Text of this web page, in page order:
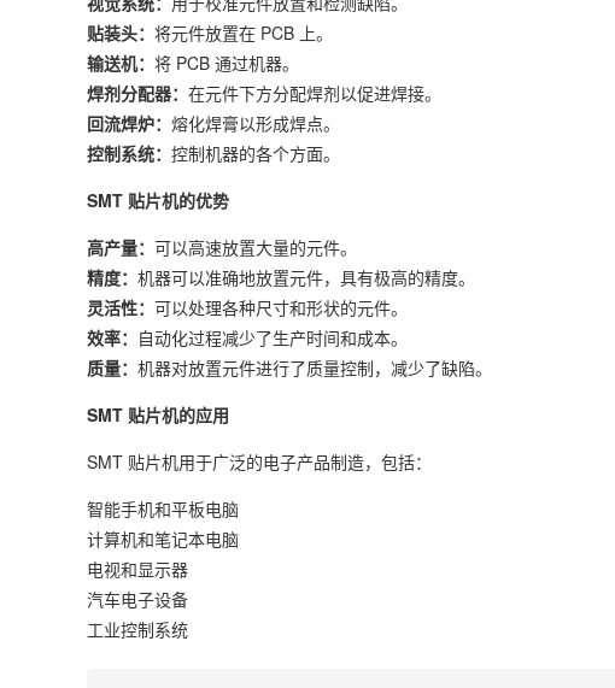
贴装头： 将元件放置在 PCB 上。
输送机： 将 PCB 通过机器。
焊剂分配器： 在元件下方分配焊剂以促进焊接。
回流焊炉： 熔化焊膏以形成焊点。
控制系统： 控制机器的各个方面。
SMT 贴片机的优势
高产量： 可以高速放置大量的元件。
精度： 机器可以准确地放置元件，具有极高的精度。
灵活性： 可以处理各种尺寸和形状的元件。
效率： 自动化过程减少了生产时间和成本。
质量： 机器对放置元件进行了质量控制，减少了缺陷。
SMT 贴片机的应用
SMT 贴片机用于广泛的电子产品制造，包括：
智能手机和平板电脑
计算机和笔记本电脑
电视和显示器
汽车电子设备
工业控制系统